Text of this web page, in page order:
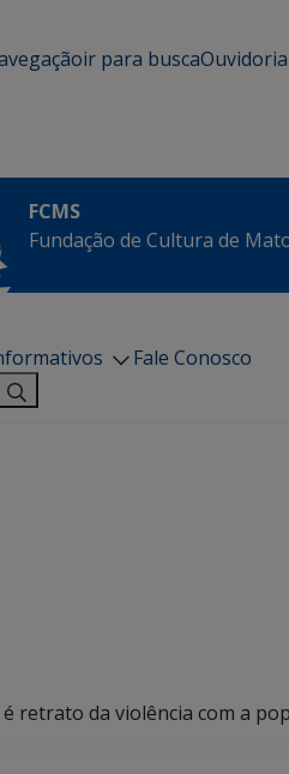
ir para buscaOuvidoria
FCMS
Fundação de Cultura de
Fale Conosco
retrato da violência com a